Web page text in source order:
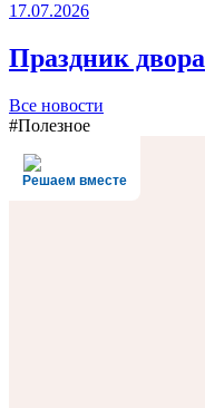
17.07.2026
Праздник двора
Все новости
#Полезное
Решаем вместе